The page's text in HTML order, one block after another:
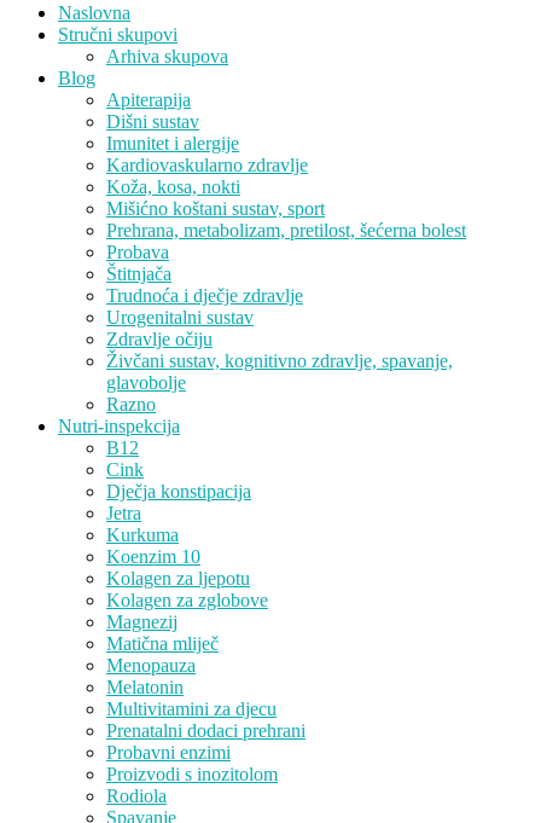
Naslovna
Stručni skupovi
Arhiva skupova
Blog
Apiterapija
Dišni sustav
Imunitet i alergije
Kardiovaskularno zdravlje
Koža, kosa, nokti
Mišićno koštani sustav, sport
Prehrana, metabolizam, pretilost, šećerna bolest
Probava
Štitnjača
Trudnoća i dječje zdravlje
Urogenitalni sustav
Zdravlje očiju
Živčani sustav, kognitivno zdravlje, spavanje,
glavobolje
Razno
Nutri-inspekcija
B12
Cink
Dječja konstipacija
Jetra
Kurkuma
Koenzim 10
Kolagen za ljepotu
Kolagen za zglobove
Magnezij
Matična mliječ
Menopauza
Melatonin
Multivitamini za djecu
Prenatalni dodaci prehrani
Probavni enzimi
Proizvodi s inozitolom
Rodiola
Spavanje